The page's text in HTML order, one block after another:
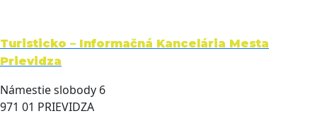
Turisticko – Informačná Kancelária Mesta
Prievidza
Námestie slobody 6
971 01 PRIEVIDZA